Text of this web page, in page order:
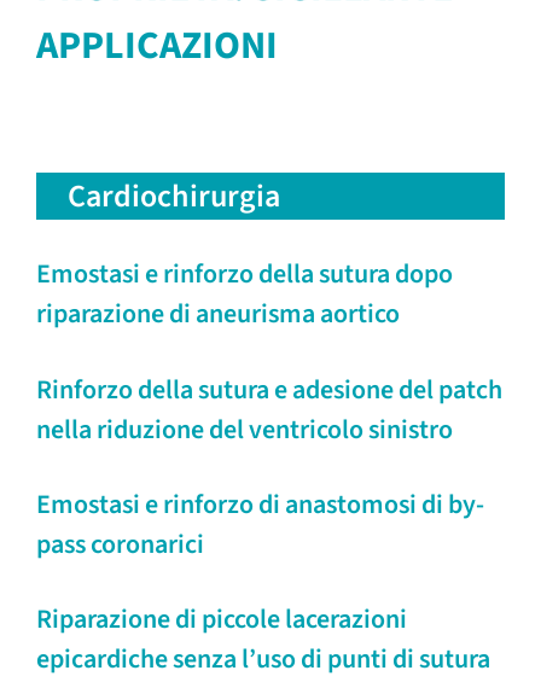
APPLICAZIONI
Cardiochirurgia
Emostasi e rinforzo della sutura dopo
riparazione di aneurisma aortico
Rinforzo della sutura e adesione del patch
nella riduzione del ventricolo sinistro
Emostasi e rinforzo di anastomosi di by-
pass coronarici
Riparazione di piccole lacerazioni
epicardiche senza l’uso di punti di sutura